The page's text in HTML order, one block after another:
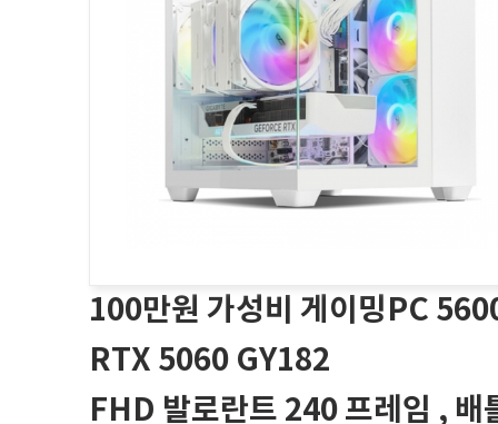
100만원 가성비 게이밍PC
RTX 5060 GY182
FHD 발로란트 240 프레임 , 배